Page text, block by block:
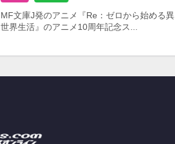
MF文庫J発のアニメ『Re：ゼロから始める異
世界生活』のアニメ10周年記念ス...